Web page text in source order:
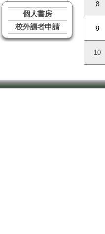
個人書房
校外讀者申請
8
9
10